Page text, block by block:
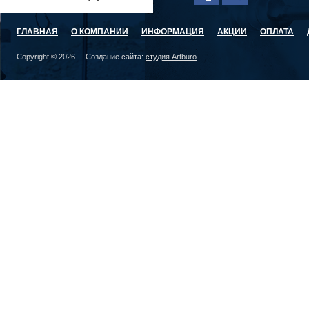
ГЛАВНАЯ О КОМПАНИИ ИНФОРМАЦИЯ АКЦИИ ОПЛАТА
Copyright © 2026 . Создание сайта: студия Artburo